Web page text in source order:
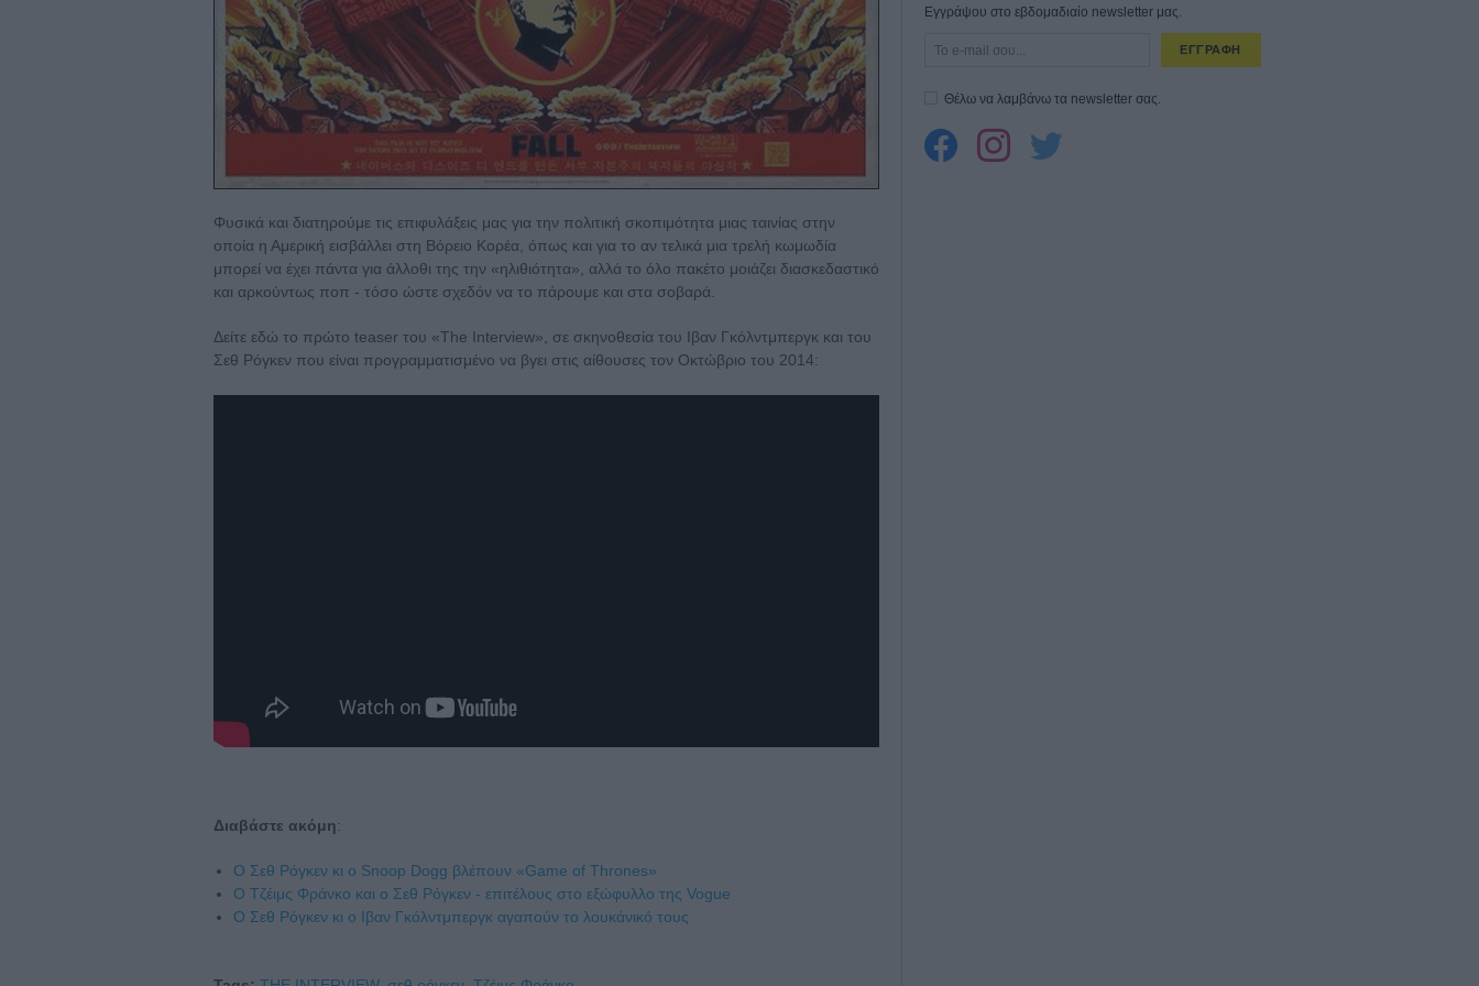
Φυσικά και διατηρούμε τις επιφυλάξεις μας για την πολιτική σκοπιμότητα μιας ταινίας στην
οποία η Αμερική εισβάλλει στη Βόρειο Κορέα, όπως και για το αν τελικά μια τρελή κωμωδία
μπορεί να έχει πάντα για άλλοθι της την «ηλιθιότητα», αλλά το όλο πακέτο μοιάζει διασκεδαστικό
και αρκούντως ποπ - τόσο ώστε σχεδόν να το πάρουμε και στα σοβαρά.
Δείτε εδώ το πρώτο teaser του «The Interview», σε σκηνοθεσία του Ιβαν Γκόλντμπεργκ και του
Σεθ Ρόγκεν που είναι προγραμματισμένο να βγει στις αίθουσες τον Οκτώβριο του 2014:
Διαβάστε ακόμη:
Ο Σεθ Ρόγκεν κι ο Snoop Dogg βλέπουν «Game of Thrones»
Ο Τζέιμς Φράνκο και ο Σεθ Ρόγκεν - επιτέλους στο εξώφυλλο της Vogue
Ο Σεθ Ρόγκεν κι ο Ιβαν Γκόλντμπεργκ αγαπούν το λουκάνικό τους
Εγγράψου στο εβδομαδιαίο newsletter μας.
ΕΓΓΡΑΦΗ
Θέλω να λαμβάνω τα newsletter σας.